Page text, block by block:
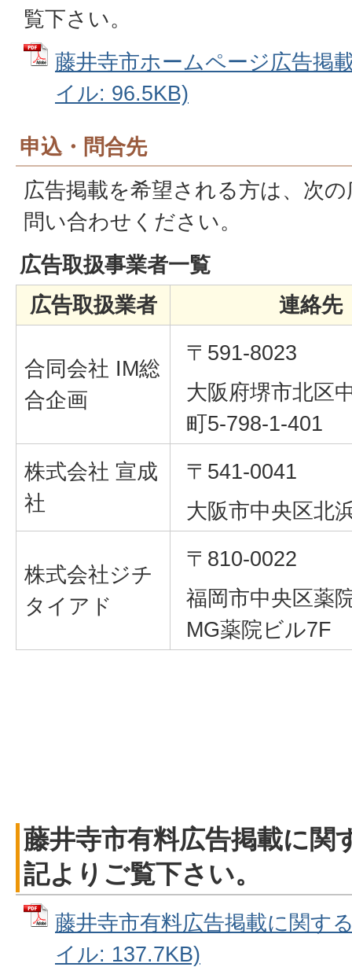
覧下さい。
藤井寺市ホームページ広告掲
イル: 96.5KB)
申込・問合先
広告掲載を希望される方は、次
問い合わせください。
広告取扱事業者一覧
広告取扱業者
連絡先
合同会社 IM総
合企画
〒591-8023
大阪府堺市北区
町5‐798‐1-401
株式会社 宣成
社
〒541-0041
大阪市中央区北
株式会社ジチ
タイアド
〒810-0022
福岡市中央区薬
MG薬院ビル7F
藤井寺市有料広告掲載に関
記よりご覧下さい。
藤井寺市有料広告掲載に関す
イル: 137.7KB)